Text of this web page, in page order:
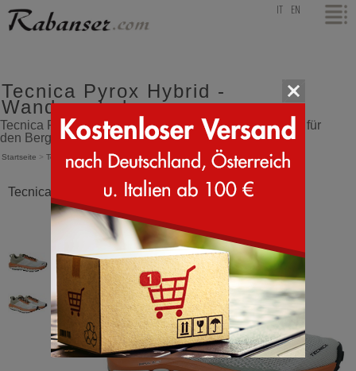
top EN
Tecnica Pyrox Hybrid -
Wanderschuhe
Tecnica Pyrox Hybrid, Herren- und Damen-Halbschuh für
den Berglauf - Wanderschuhe
Startseite > Tecnica > Pyrox Hybrid
Tecnica Pyrox Hybrid Orange Weiss